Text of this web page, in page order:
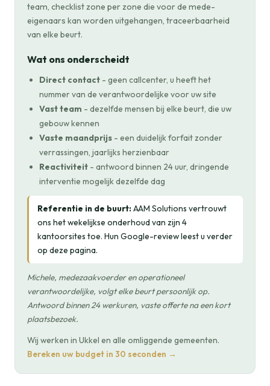
team, checklist zone per zone die voor de mede-
eigenaars kan worden uitgehangen, traceerbaarheid
van elke beurt.
Wat ons onderscheidt
Direct contact - geen callcenter, u heeft het
nummer van de verantwoordelijke voor uw site
Vast team - dezelfde mensen bij elke beurt, die uw
gebouw kennen
Vaste maandprijs - een duidelijk forfait zonder
verrassingen, jaarlijks herzienbaar
Reactiviteit - antwoord binnen 24 uur, dringende
interventie mogelijk dezelfde dag
Referentie in de buurt:AAM Solutions vertrouwt
ons het wekelijkse onderhoud van zijn 4
kantoorsites toe. Hun Google-review leest u verder
op deze pagina.
Michele, medezaakvoerder en operationeel
verantwoordelijke, volgt elke beurt persoonlijk op.
Antwoord binnen 24 werkuren, vaste offerte na een kort
plaatsbezoek.
Wij werken in Ukkel en alle omliggende gemeenten.
Bereken uw budget in 30 seconden →